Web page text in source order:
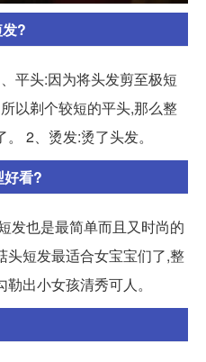
?
平头:因为将头发剪至极短
以剃个较短的平头,那么整
2、烫发:烫了头发。
好看?
发也是最简单而且又时尚的
头短发最适合女宝宝们了,整
出小女孩清秀可人。